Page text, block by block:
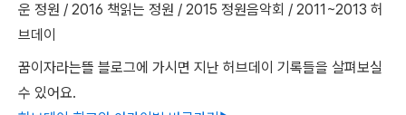
운 정원 / 2016 책읽는 정원 / 2015 정원음악회 / 2011~2013 허
브데이
꿈이자라는뜰 블로그에 가시면 지난 허브데이 기록들을 살펴보실
수 있어요.